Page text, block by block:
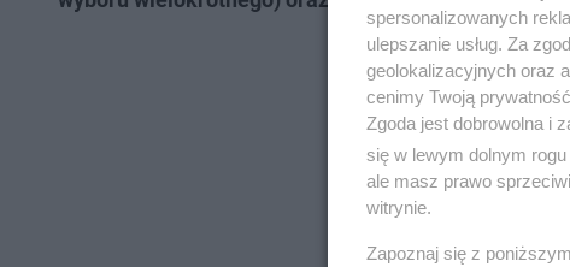
spersonalizowanych
ulepszanie usług. Za
geolokalizacyjnych oraz
cenimy Twoją
Zgoda jest dobrowolna i
się w lewym dolnym
ale masz prawo
witrynie.
Zapoznaj się z